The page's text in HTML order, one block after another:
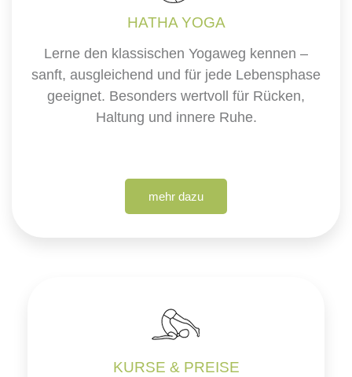
HATHA YOGA
Lerne den klassischen Yogaweg kennen –
sanft, ausgleichend und für jede Lebensphase
geeignet. Besonders wertvoll für Rücken,
Haltung und innere Ruhe.
mehr dazu
KURSE & PREISE